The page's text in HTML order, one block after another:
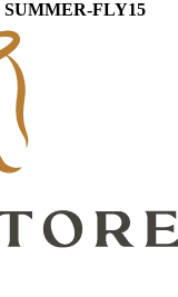
SUMMER-FLY15